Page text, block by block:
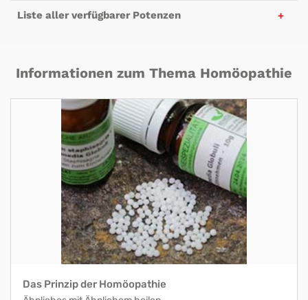
Liste aller verfügbarer Potenzen
Informationen zum Thema Homöopathie
Das Prinzip der Homöopathie